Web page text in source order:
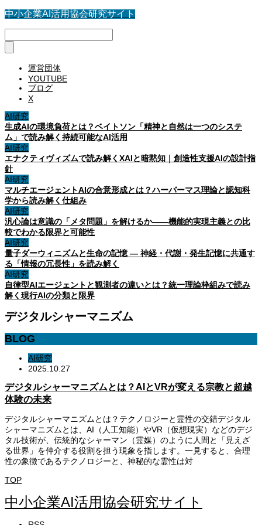
中小企業AI活用協会研究サイト
運営団体
YOUTUBE
ブログ
X
AI研究
生成AIの環境負荷とは？ベイトソン「精神と自然は一つのシステ
ム」で読み解く持続可能なAI活用
AI研究
エナクティヴィズムで読み解くXAIと暗黙知｜創造性支援AIの設計指
針
AI研究
マルチエージェントAIの合意形成とは？ハーバーマス理論と認知科
学から読み解く仕組み
AI研究
汎心論は意識の「メタ問題」を解けるか——機能的実現主義との比
較でわかる限界と可能性
AI研究
量子ダーウィニズムと生命の記憶 ― 神経・代謝・発生記憶に共通す
る「情報の冗長性」を読み解く
AI研究
自律型AIエージェントと観測者の違いとは？統一理論枠組みで読み
解く現行AIの分類と限界
デジタルシャーマニズム
BLOG
AI研究
2025.10.27
デジタルシャーマニズムとは？AIとVRが変える宗教と超越
体験の未来
デジタルシャーマニズムとは？テクノロジーと霊性の交錯デジタル
シャーマニズムとは、AI（人工知能）やVR（仮想現実）などのデジ
タル技術が、伝統的なシャーマン（霊媒）のように人間と「見えざ
る世界」を仲介する役割を担う現象を指します。一見すると、合理
性の象徴であるテクノロジーと、神秘的な霊性は対
TOP
中小企業AI活用協会研究サイト